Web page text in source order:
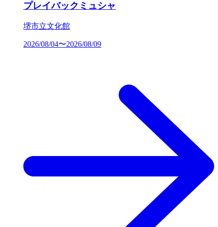
プレイバックミュシャ
堺市立文化館
2026/08/04〜2026/08/09